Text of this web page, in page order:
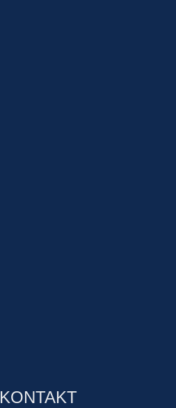
KONTAKT